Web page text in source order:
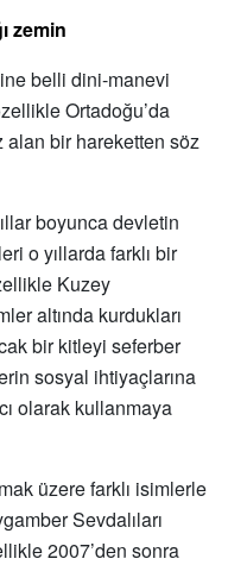
zemin
belli dini-manevi
zellikle Ortadoğu’da
bir hareketten söz
boyunca devletin
o yıllarda farklı bir
Kuzey
altında kurdukları
bir kitleyi seferber
sosyal ihtiyaçlarına
olarak kullanmaya
üzere farklı isimlerle
Sevdalıları
2007’den sonra